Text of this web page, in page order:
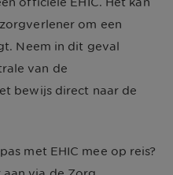
om een
Neem in dit geval
van de
bewijs direct naar de
met EHIC mee op reis?